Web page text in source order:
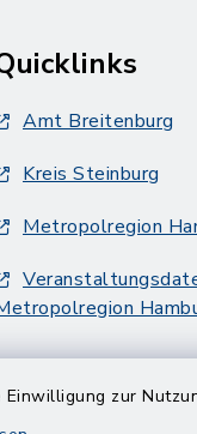
zur
Amt Breitenburg
Kreis Steinburg
Metropolregion